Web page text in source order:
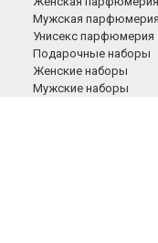
Мужская парфюмерия
Унисекс парфюмерия
Подарочные наборы
Женские наборы
Мужские наборы